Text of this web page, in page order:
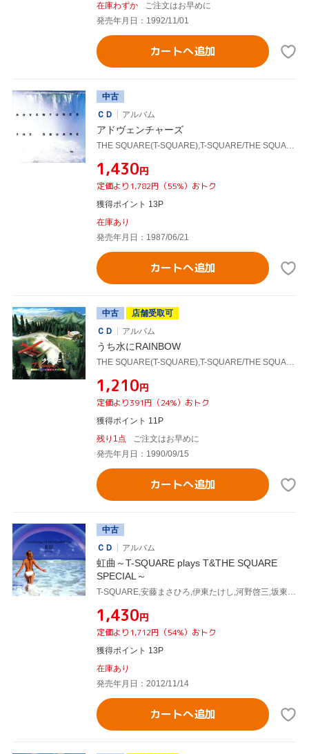
在庫わずか
ご注文はお早めに
発売年月日：1992/11/01
カートへ追加
中古
ＣＤ
アルバム
アドヴェンチャーズ
THE SQUARE(T-SQUARE),T-SQUARE/THE SQUARE
¥1,430円
定価より1,782円（55%）おトク
獲得ポイント 13P
在庫あり
発売年月日：1987/06/21
カートへ追加
中古
店舗受取可
ＣＤ
アルバム
うち水にRAINBOW
THE SQUARE(T-SQUARE),T-SQUARE/THE SQUARE
¥1,210円
定価より391円（24%）おトク
獲得ポイント 11P
残り1点
ご注文はお早めに
発売年月日：1990/09/15
カートへ追加
中古
ＣＤ
アルバム
虹曲～T-SQUARE plays T&THE SQUARE
SPECIAL～
T-SQUARE,安藤まさひろ,伊東たけし,河野啓三,坂東慧,高崎晃,日野賢二,東儀秀樹,T-SQUARE/THE SQUARE
¥1,430円
定価より1,712円（54%）おトク
獲得ポイント 13P
在庫あり
発売年月日：2012/11/14
カートへ追加